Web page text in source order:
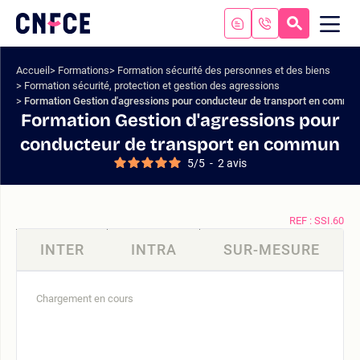
contenu
menu
Aller
Logo
site
Accueil Formations
Formation sécurité des personnes et des biens
Formation sécurité, protection et gestion des agressions
Formation Gestion d'agressions pour conducteur de transport en
Formation Gestion d'agressions pour
conducteur de transport en commun
5/5 - 2 avis
REF : SSI.60
INTER INTRA SUR-MESURE